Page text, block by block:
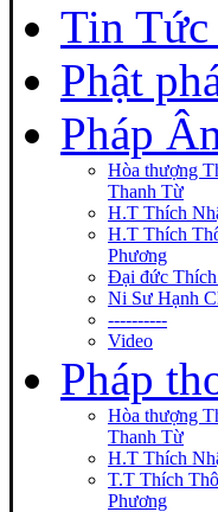
Tin
Phật
Pháp
Hòa thượng
Thanh Từ
H.T Thích
H.T Thích
Phương
Đại đức
Ni Sư Hạnh
----------
Video
Pháp
Hòa thượng
Thanh Từ
H.T Thích
T.T Thích
Phương